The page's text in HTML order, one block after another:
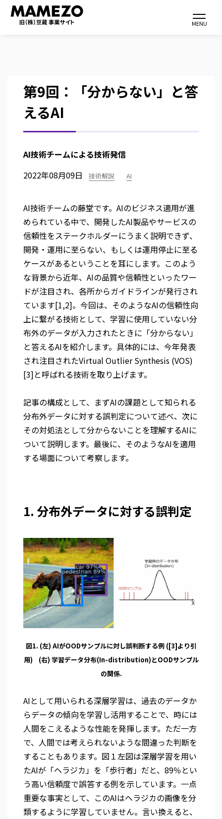
MENU
第9回：「分からない」と答
えるAI
AI技術チームによる技術発信
2022年08月09日
技術解説 AI
AI技術チームの藤堂です。AIのビジネス適用が進
められている中で、開発したAI製品やサービスの
信頼性をステークホルダーにうまく説明できず、
開発・運用に至らない、もしくは運用停止に至る
ケースがあるということを耳にします。このよう
な背景から近年、AIの品質や信頼性といったワー
ドが注目され、各所からガイドラインが発行され
ています[1,2]。今回は、そのようなAIの信頼性向
上に繋がる技術として、学習に使用していない分
布外のデータが入力されたときに「分からない」
と答えるAIを紹介します。具体的には、今年発表
され注目されたVirtual Outlier Synthesis (VOS)
[3]と呼ばれる技術を取り上げます。
記事の構成として、まずAIの課題として知られる
分布外データに対する誤判定について述べ、次に
その対処法として分からないことを理解するAIに
ついて説明します。最後に、そのようなAIを適用
する場面について考察します。
1. 分布外データに対する誤判定
図1. (左) AIがOODサンプルに対し誤判断する例 ([3]より引
用) (右) 学習データ分布(In-distribution)とOODサンプル
の関係.
AIとして用いられる深層学習は、過去のデータか
らデータの傾向を学習し活用することで、時には
人間をこえるような性能を発揮します。ただ一方
で、人間では考えられないような間違った判断を
することもあります。図１左図は深層学習を用い
たAIが「ヘラジカ」を「歩行者」だと、89％とい
う高い信頼度で誤答する例を示しています。一点
重要な事実として、このAIはヘラジカの画像を分
類するように学習していません。言い換えると、